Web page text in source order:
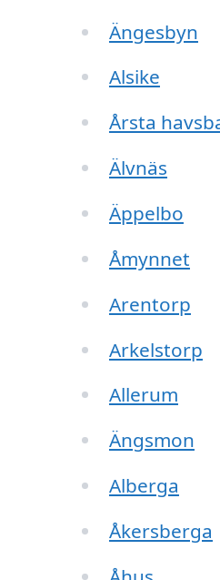
Ängesbyn
Alsike
Årsta
Älvnäs
Äppelbo
Åmynnet
Arentorp
Arkelstorp
Allerum
Ängsmon
Alberga
Åkersberga